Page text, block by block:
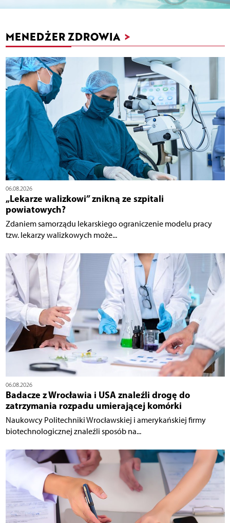
MENEDŻER ZDROWIA >
06.08.2026
„Lekarze walizkowi” znikną ze szpitali
powiatowych?
Zdaniem samorządu lekarskiego ograniczenie modelu pracy
tzw. lekarzy walizkowych może...
06.08.2026
Badacze z Wrocławia i USA znaleźli drogę do
zatrzymania rozpadu umierającej komórki
Naukowcy Politechniki Wrocławskiej i amerykańskiej firmy
biotechnologicznej znaleźli sposób na...